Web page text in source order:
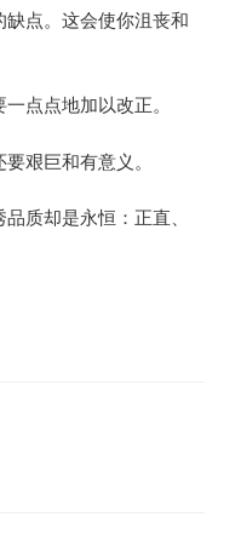
点。这会使你沮丧和
点点地加以改正。
艰巨和有意义。
质却是永恒：正直、